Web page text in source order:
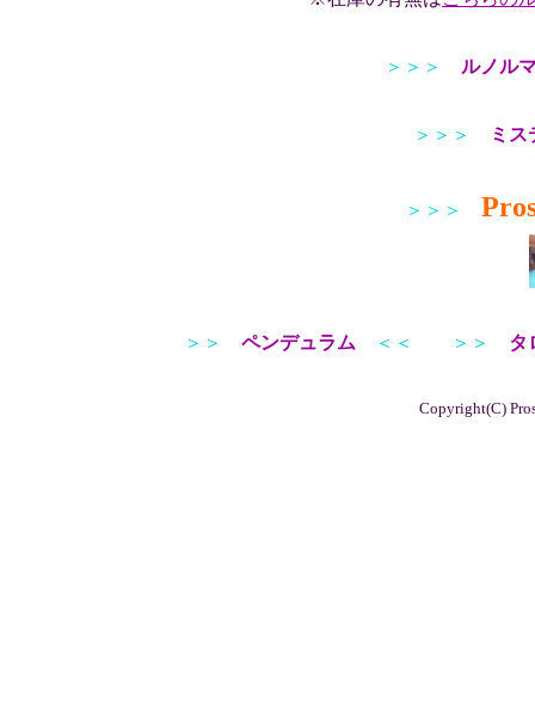
＞＞＞ ルノル
＞＞＞ ミス
＞＞＞
＞＞ ペンデュラム ＜＜ ＞＞ タ
Copyright(C)